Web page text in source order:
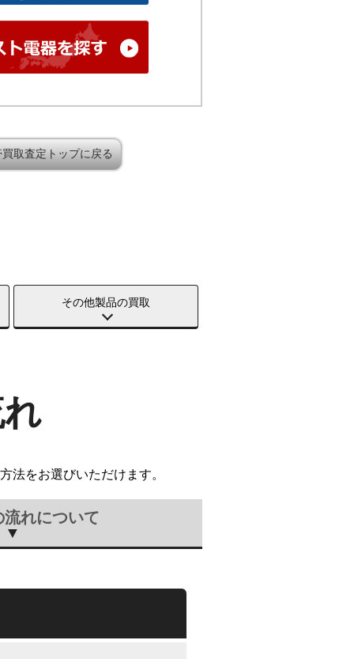
取査定トップに戻る
その他製品の買取
法をお選びいただけます。
れについて